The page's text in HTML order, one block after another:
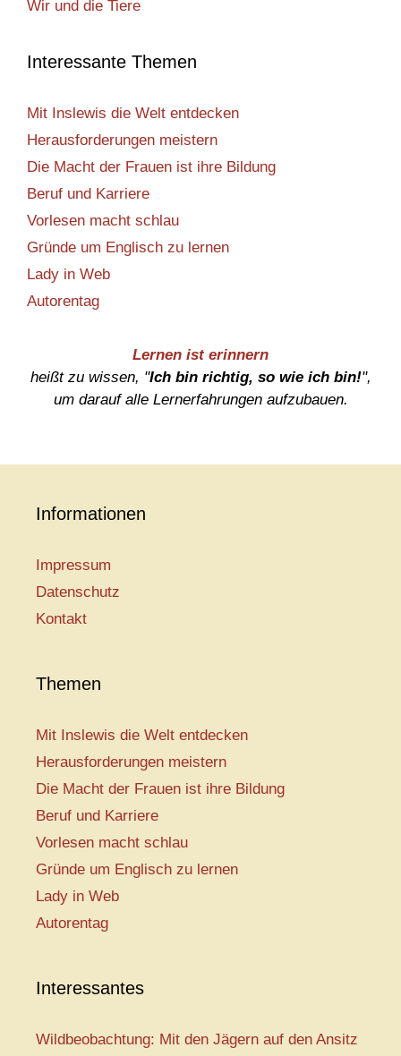
Wir und die Tiere
Interessante Themen
Mit Inslewis die Welt entdecken
Herausforderungen meistern
Die Macht der Frauen ist ihre Bildung
Beruf und Karriere
Vorlesen macht schlau
Gründe um Englisch zu lernen
Lady in Web
Autorentag
Lernen ist erinnern
heißt zu wissen, "Ich bin richtig, so wie ich bin!",
um darauf alle Lernerfahrungen aufzubauen.
Informationen
Impressum
Datenschutz
Kontakt
Themen
Mit Inslewis die Welt entdecken
Herausforderungen meistern
Die Macht der Frauen ist ihre Bildung
Beruf und Karriere
Vorlesen macht schlau
Gründe um Englisch zu lernen
Lady in Web
Autorentag
Interessantes
Wildbeobachtung: Mit den Jägern auf den Ansitz